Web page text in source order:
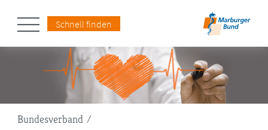
Schnell finden
Pfadnavigation
Bundesverband